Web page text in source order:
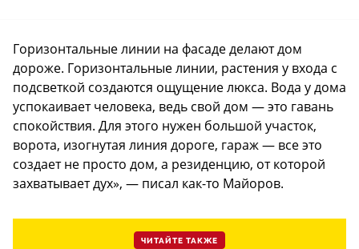
Горизонтальные линии на фасаде делают дом
дороже. Горизонтальные линии, растения у входа с
подсветкой создаются ощущение люкса. Вода у дома
успокаивает человека, ведь свой дом — это гавань
спокойствия. Для этого нужен большой участок,
ворота, изогнутая линия дороге, гараж — все это
создает не просто дом, а резиденцию, от которой
захватывает дух», — писал как-то Майоров.
ЧИТАЙТЕ ТАКЖЕ